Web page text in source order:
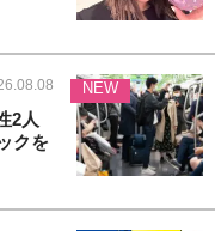
2人
クを
NEW